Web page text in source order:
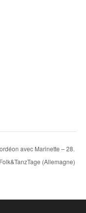
avec Marinette – 28.
(Allemagne)